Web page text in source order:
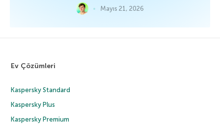
Mayıs 21, 2026
Ev Çözümleri
Kaspersky Standard
Kaspersky Plus
Kaspersky Premium